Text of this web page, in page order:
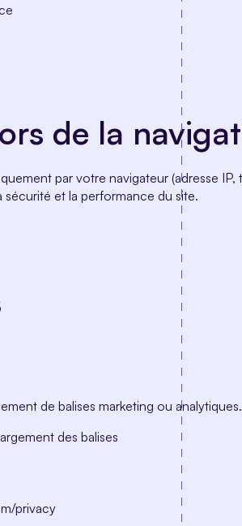
de la
par votre navigateur (adresse
et la performance du site.
de balises marketing ou analytiques.
des balises
privacy